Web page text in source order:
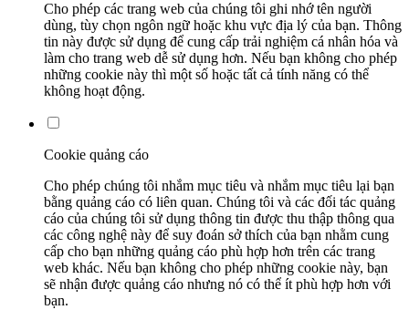
Cho phép các trang web của chúng tôi ghi nhớ tên người
dùng, tùy chọn ngôn ngữ hoặc khu vực địa lý của bạn. Thông
tin này được sử dụng để cung cấp trải nghiệm cá nhân hóa và
làm cho trang web dễ sử dụng hơn. Nếu bạn không cho phép
những cookie này thì một số hoặc tất cả tính năng có thể
không hoạt động.
Cookie quảng cáo
Cho phép chúng tôi nhắm mục tiêu và nhắm mục tiêu lại bạn
bằng quảng cáo có liên quan. Chúng tôi và các đối tác quảng
cáo của chúng tôi sử dụng thông tin được thu thập thông qua
các công nghệ này để suy đoán sở thích của bạn nhằm cung
cấp cho bạn những quảng cáo phù hợp hơn trên các trang
web khác. Nếu bạn không cho phép những cookie này, bạn
sẽ nhận được quảng cáo nhưng nó có thể ít phù hợp hơn với
bạn.